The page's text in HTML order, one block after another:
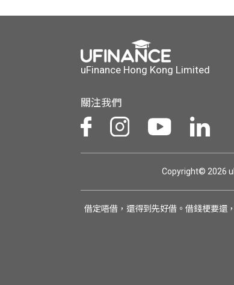
uFinance Hong Kong Limited
關注我們
Copyright© 2026
借定唔借，還得到先好借。借錢梗要還